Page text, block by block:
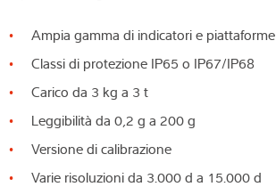
Ampia gamma di indicatori e piattaforme
Classi di protezione IP65 o IP67/IP68
Carico da 3 kg a 3 t
Leggibilità da 0,2 g a 200 g
Versione di calibrazione
Varie risoluzioni da 3.000 d a 15.000 d